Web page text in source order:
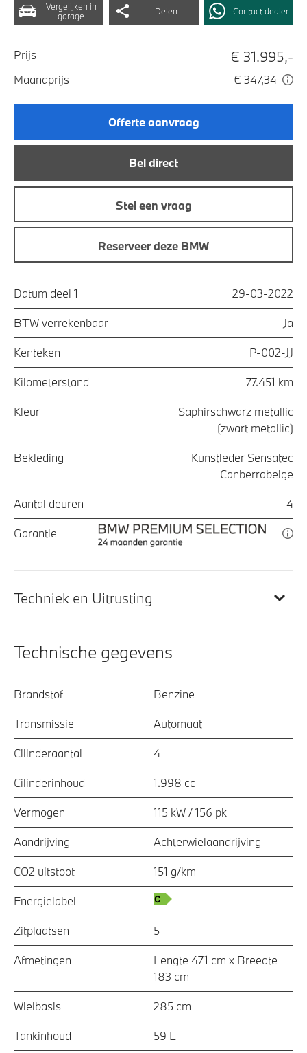
Vergelijken in
garage
Delen Contact dealer
Prijs € 31.995,-
Maandprijs € 347,34
Offerte aanvraag
Bel direct
Stel een vraag
Reserveer deze BMW
Datum deel 1 29-03-2022
BTW verrekenbaar Ja
Kenteken P-002-JJ
Kilometerstand 77.451 km
Kleur
Saphirschwarz metallic
(zwart metallic)
Bekleding
Kunstleder Sensatec
Canberrabeige
Aantal deuren 4
Garantie
Techniek en Uitrusting
Technische gegevens
Brandstof Benzine
Transmissie Automaat
Cilinderaantal 4
Cilinderinhoud 1.998 cc
Vermogen 115 kW / 156 pk
Aandrijving Achterwielaandrijving
CO2 uitstoot 151 g/km
Energielabel
Zitplaatsen 5
Afmetingen
Lengte 471 cm x Breedte
183 cm
Wielbasis 285 cm
Tankinhoud 59 L